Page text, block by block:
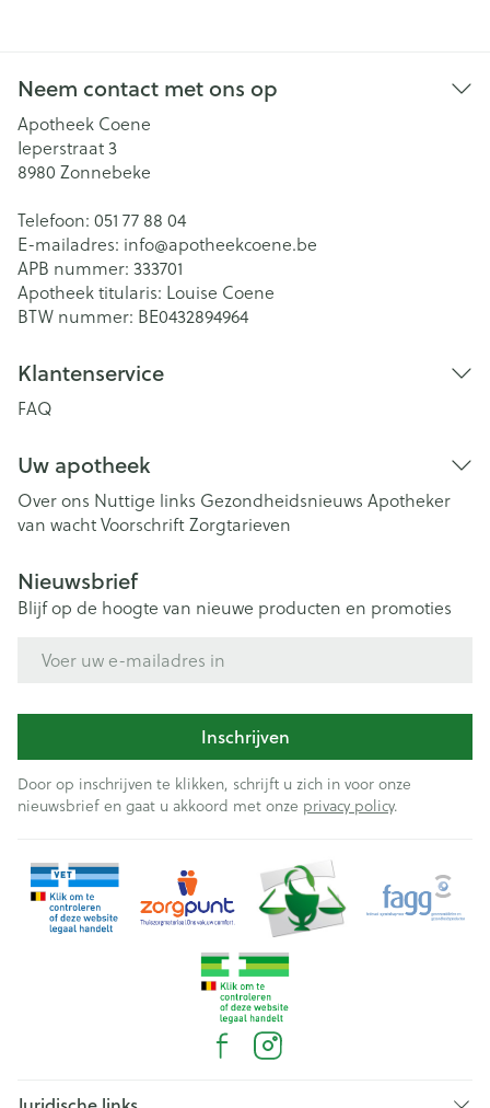
Neem contact met ons op
Apotheek Coene
Ieperstraat 3
8980 Zonnebeke
Telefoon: 051 77 88 04
E-mailadres: info@apotheekcoene.be
APB nummer: 333701
Apotheek titularis: Louise Coene
BTW nummer: BE0432894964
Klantenservice
FAQ
Uw apotheek
Over ons Nuttige links Gezondheidsnieuws Apotheker
van wachtVoorschriftZorgtarieven
Nieuwsbrief
Blijf op de hoogte van nieuwe producten en promoties
Inschrijven
Door op inschrijven te klikken, schrijft u zich in voor onze
nieuwsbrief en gaat u akkoord met onze privacy policy.